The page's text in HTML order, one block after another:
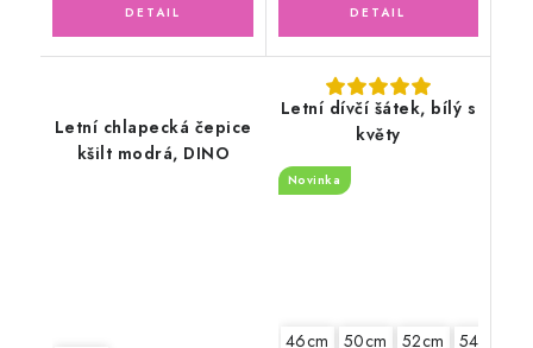
Letní chlapecká čepice
kšilt modrá, DINO
Letní dívčí šátek, bílý s
květy
Novinka
46cm 50cm 52cm 54cm